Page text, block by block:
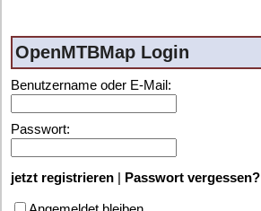
OpenMTBMap Login
Benutzername oder E-Mail:
Passwort:
jetzt registrieren | Passwort vergessen?